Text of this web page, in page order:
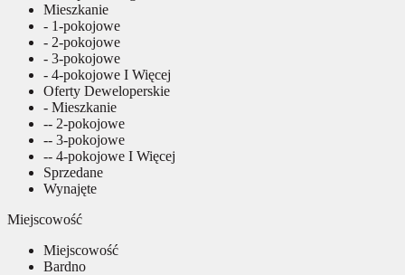
Mieszkanie
- 1-pokojowe
- 2-pokojowe
- 3-pokojowe
- 4-pokojowe I Więcej
Oferty Deweloperskie
- Mieszkanie
-- 2-pokojowe
-- 3-pokojowe
-- 4-pokojowe I Więcej
Sprzedane
Wynajęte
Miejscowość
Miejscowość
Bardno